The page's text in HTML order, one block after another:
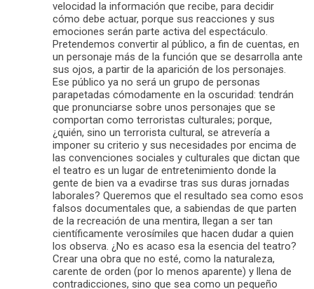
velocidad la información que recibe, para decidir
cómo debe actuar, porque sus reacciones y sus
emociones serán parte activa del espectáculo.
Pretendemos convertir al público, a fin de cuentas, en
un personaje más de la función que se desarrolla ante
sus ojos, a partir de la aparición de los personajes.
Ese público ya no será un grupo de personas
parapetadas cómodamente en la oscuridad: tendrán
que pronunciarse sobre unos personajes que se
comportan como terroristas culturales; porque,
¿quién, sino un terrorista cultural, se atrevería a
imponer su criterio y sus necesidades por encima de
las convenciones sociales y culturales que dictan que
el teatro es un lugar de entretenimiento donde la
gente de bien va a evadirse tras sus duras jornadas
laborales? Queremos que el resultado sea como esos
falsos documentales que, a sabiendas de que parten
de la recreación de una mentira, llegan a ser tan
científicamente verosímiles que hacen dudar a quien
los observa. ¿No es acaso esa la esencia del teatro?
Crear una obra que no esté, como la naturaleza,
carente de orden (por lo menos aparente) y llena de
contradicciones, sino que sea como un pequeño